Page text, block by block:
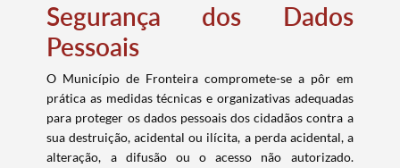
Segurança dos Dados
Pessoais
O Município de Fronteira compromete-se a pôr em
prática as medidas técnicas e organizativas adequadas
para proteger os dados pessoais dos cidadãos contra a
sua destruição, acidental ou ilícita, a perda acidental, a
alteração, a difusão ou o acesso não autorizado.